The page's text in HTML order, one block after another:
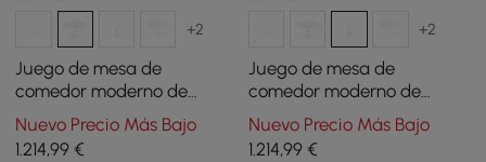
+2
Juego de mesa de
comedor moderno de
piedra sinterizada de 39
pulgadas con 2 sillas
Nuevo Precio Más Bajo
1.214,99 €
+2
Juego de mesa de
comedor moderno de
piedra sinterizada de 39
pulgadas con 2 sillas
Nuevo Precio Más Bajo
1.214,99€